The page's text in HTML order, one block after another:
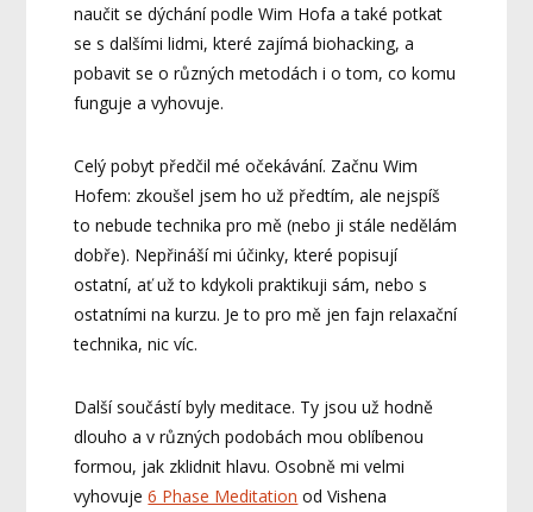
naučit se dýchání podle Wim Hofa a také potkat
se s dalšími lidmi, které zajímá biohacking, a
pobavit se o různých metodách i o tom, co komu
funguje a vyhovuje.
Celý pobyt předčil mé očekávání. Začnu Wim
Hofem: zkoušel jsem ho už předtím, ale nejspíš
to nebude technika pro mě (nebo ji stále nedělám
dobře). Nepřináší mi účinky, které popisují
ostatní, ať už to kdykoli praktikuji sám, nebo s
ostatními na kurzu. Je to pro mě jen fajn relaxační
technika, nic víc.
Další součástí byly meditace. Ty jsou už hodně
dlouho a v různých podobách mou oblíbenou
formou, jak zklidnit hlavu. Osobně mi velmi
vyhovuje6 Phase Meditation od Vishena